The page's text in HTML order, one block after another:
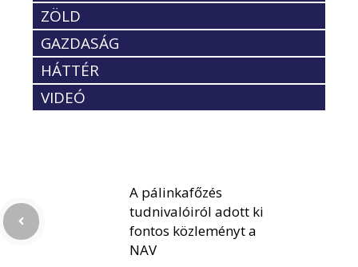
ZÖLD
GAZDASÁG
HÁTTÉR
VIDEÓ
A pálinkafőzés
tudnivalóiról adott ki
fontos közleményt a
NAV